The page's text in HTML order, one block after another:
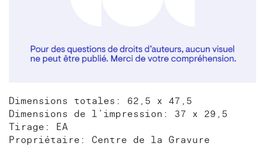
Dimensions totales: 62,5 x 47,5
Dimensions de l’impression: 37 x 29,5
Tirage: EA
Propriétaire: Centre de la Gravure